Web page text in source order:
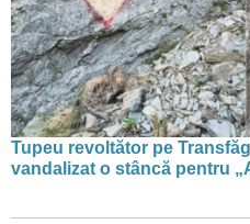
Tupeu revoltător pe
vandalizat o stâncă pentru